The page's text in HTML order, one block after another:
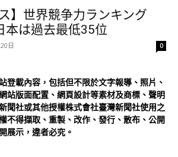
ス】世界競争力ランキング
は過去最低35位
日 0
登載內容，包括但不限於文字報導、照片、
站版面配置、網頁設計等素材及商標、聲明
聞社或其他授權株式會社臺灣新聞社使用之
不得擷取、重製、改作、發行、散布、公開
展示，違者必究。